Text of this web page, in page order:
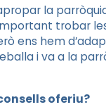
la
important trobar
ens hem
i va a la
oferiu?